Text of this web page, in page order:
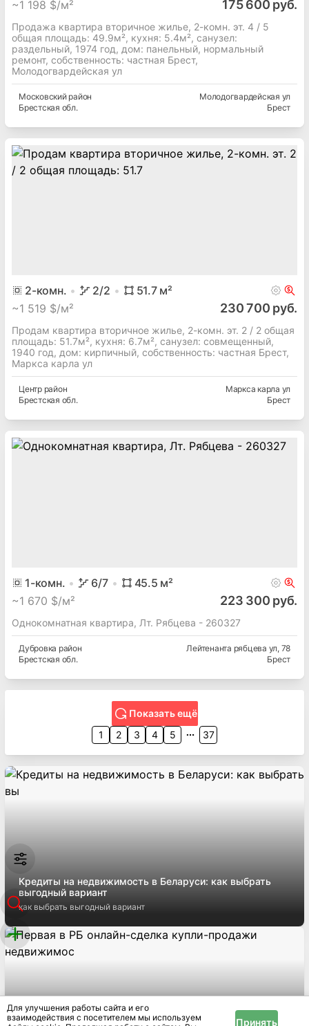
~1 198 $/м² 175 600 руб.
Продажа квартира вторичное жилье, 2-комн. эт. 4 / 5
общая площадь: 49.9м², кухня: 5.4м², cанузел:
раздельный, 1974 год, дом: панельный, нормальный
ремонт, собственность: частная Брест,
Молодогвардейская ул
Московскийрайон
Брестская обл.
Молодогвардейская ул
Брест
2-комн. 2/2 51.7м²
~1 519 $/м² 230 700 руб.
Продам квартира вторичное жилье, 2-комн. эт. 2 / 2 общая
площадь: 51.7м², кухня: 6.7м², cанузел: совмещенный,
1940 год, дом: кирпичный, собственность: частная Брест,
Маркса карла ул
Центррайон
Брестская обл.
Маркса карла ул
Брест
1-комн. 6/7 45.5 м²
~1 670 $/м² 223 300 руб.
Однокомнатная квартира, Лт. Рябцева - 260327
Дубровка район
Брестская обл.
Лейтенанта рябцева ул, 78
Брест
Показать ещё
1
2 3 4 5 37
Кредиты на недвижимость в Беларуси: как выбрать
выгодный вариант
как выбрать выгодный вариант
Для улучшения работы сайта и его
взаимодействия с посетителем мы используем
Принять